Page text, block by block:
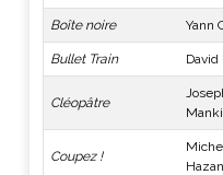
Boîte noire Yann
Bullet Train David
Cléopâtre
Coupez !